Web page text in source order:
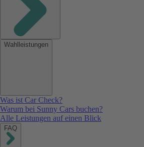
Wahlleistungen
Was ist Car Check?
Warum bei Sunny Cars buchen?
Alle Leistungen auf einen Blick
FAQ